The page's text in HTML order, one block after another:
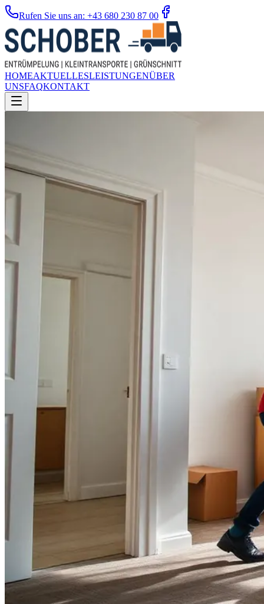
Rufen Sie uns an: +43 680 230 87 00
HOMEAKTUELLESLEISTUNGENÜBER
UNSFAQKONTAKT